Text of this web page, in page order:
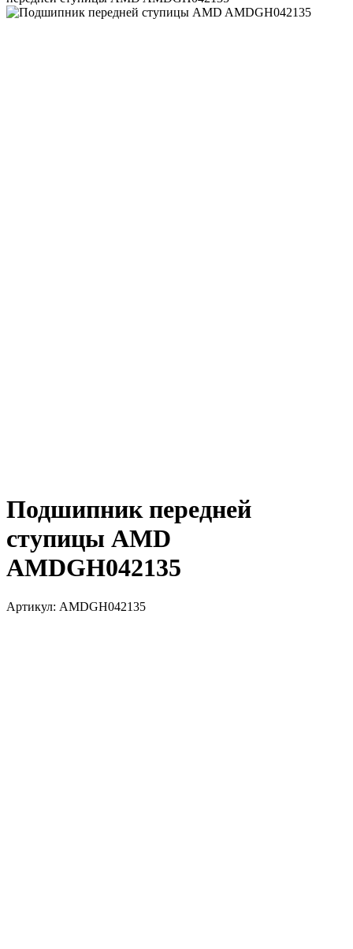
Подшипник передней
ступицы AMD
AMDGH042135
Артикул: AMDGH042135